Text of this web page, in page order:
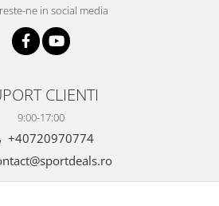
ne in social media
CLIENTI
9:00-17:00
+40720970774